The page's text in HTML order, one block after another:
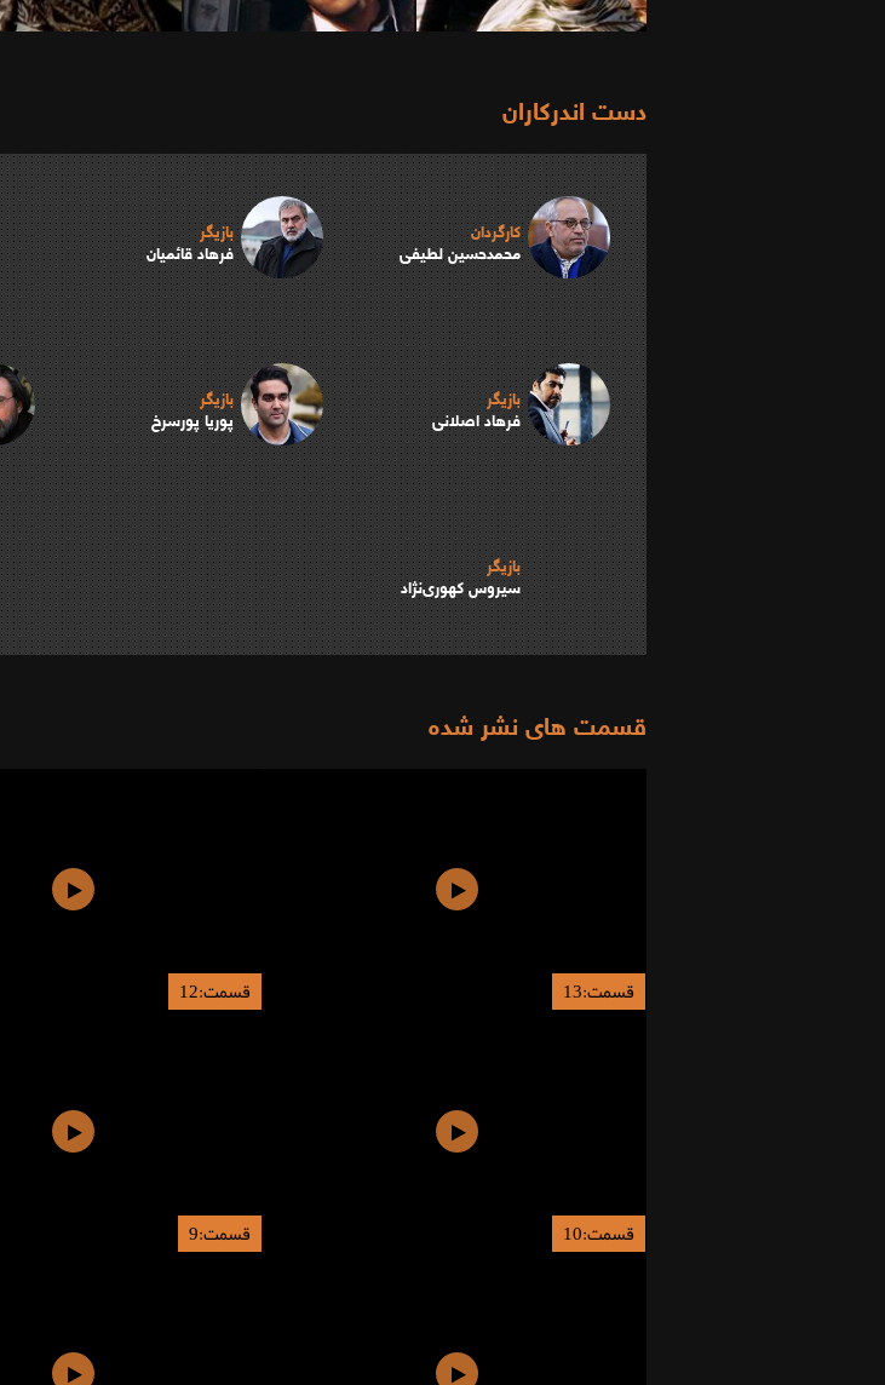
دست اندرکاران
کارگردان
محمدحسین لطیفی
بازیگر
فرهاد قائمیان
بازیگر
فرهاد اصلانی
بازیگر
پوریا پورسرخ
بازیگر
سیروس کهوری‌نژاد
قسمت های نشر شده
قسمت:13 قسمت:12
قسمت:10 قسمت:9